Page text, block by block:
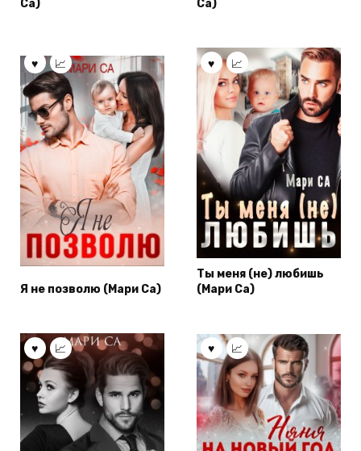
Са)
Са)
Я не позволю (Мари Са)
Ты меня (не) любишь
(Мари Са)